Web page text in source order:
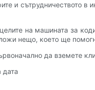
и сътрудничеството в
на машината за
нещо, което ще
да вземете
дата